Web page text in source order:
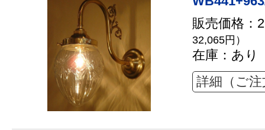
販売価格：
32,065円）
在庫：あり
詳細（ご